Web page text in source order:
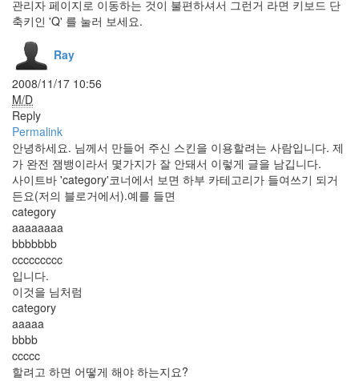
관리자 페이지로 이동하는 것이 불편하셔서 그런거 라면 키보드 단
축키인 'Q' 를 눌러 보세요.
Ray
2008/11/17 10:56
M/D
Reply
Permalink
안녕하세요. 님께서 만들어 주신 스킨을 이용할려는 사람입니다. 제
가 완전 잼뱅이라서 몇가지가 잘 안돼서 이렇게 글을 남깁니다.
사이트바 'category'코너에서 보면 하부 카테고리가 들여쓰기 되거
든요(저의 블로거에서).예를 들면
category
aaaaaaaa
bbbbbbb
ccccccccc
입니다.
이것을 님처럼
category
aaaaa
bbbb
ccccc
할려고 하면 어떻게 해야 하는지요?
Show
IE8
Sean
Kingston
Glass
Pocket
whiteBoard
Rihanna
기
린
야
상
곡
Choice
디
자
너
Tip
후
기